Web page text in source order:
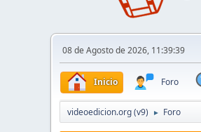
08 de Agosto de 2026, 11:39:39
Inicio Foro
videoedicion.org (v9) ► Foro